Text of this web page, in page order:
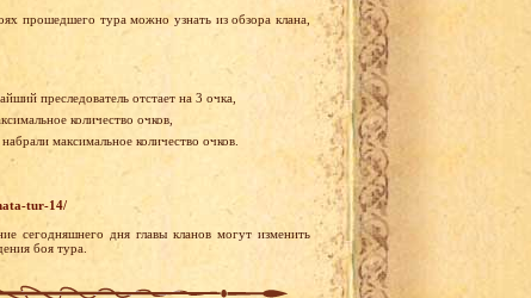
прошедшего тура можно узнать из обзора клана,
преследователь отстает на 3 очка,
количество очков,
набрали максимальное количество очков.
tur-14/
сегодняшнего дня главы кланов могут изменить
боя тура.